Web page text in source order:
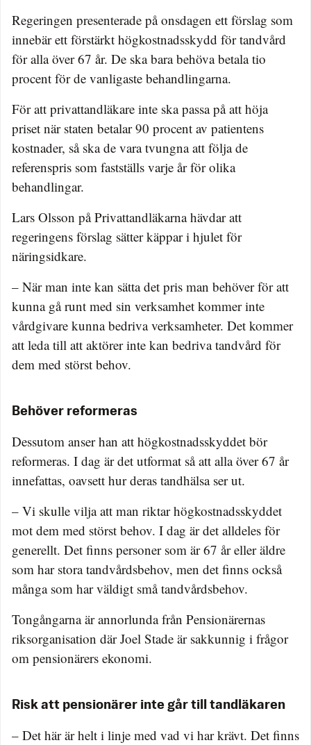
Regeringen presenterade på onsdagen ett förslag som
innebär ett förstärkt högkostnadsskydd för tandvård
för alla över 67 år. De ska bara behöva betala tio
procent för de vanligaste behandlingarna.
För att privattandläkare inte ska passa på att höja
priset när staten betalar 90 procent av patientens
kostnader, så ska de vara tvungna att följa de
referenspris som fastställs varje år för olika
behandlingar.
Lars Olsson på Privattandläkarna hävdar att
regeringens förslag sätter käppar i hjulet för
näringsidkare.
– När man inte kan sätta det pris man behöver för att
kunna gå runt med sin verksamhet kommer inte
vårdgivare kunna bedriva verksamheter. Det kommer
att leda till att aktörer inte kan bedriva tandvård för
dem med störst behov.
Behöver reformeras
Dessutom anser han att högkostnadsskyddet bör
reformeras. I dag är det utformat så att alla över 67 år
innefattas, oavsett hur deras tandhälsa ser ut.
– Vi skulle vilja att man riktar högkostnadsskyddet
mot dem med störst behov. I dag är det alldeles för
generellt. Det finns personer som är 67 år eller äldre
som har stora tandvårdsbehov, men det finns också
många som har väldigt små tandvårdsbehov.
Tongångarna är annorlunda från Pensionärernas
riksorganisation där Joel Stade är sakkunnig i frågor
om pensionärers ekonomi.
Risk att pensionärer inte går till tandläkaren
– Det här är helt i linje med vad vi har krävt. Det finns